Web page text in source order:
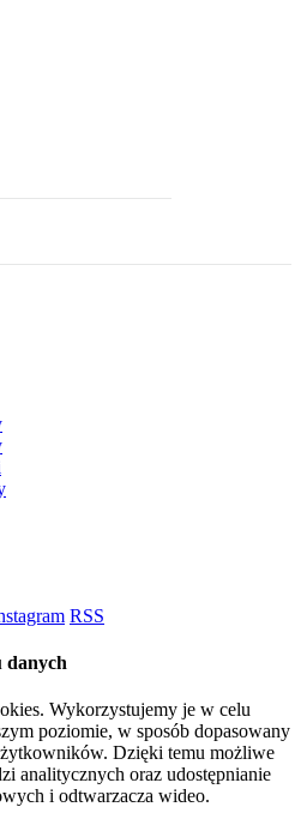
RSS
danych
Wykorzystujemy je w celu
poziomie, w sposób dopasowany
Dzięki temu możliwe
analitycznych oraz udostępnianie
i odtwarzacza wideo.